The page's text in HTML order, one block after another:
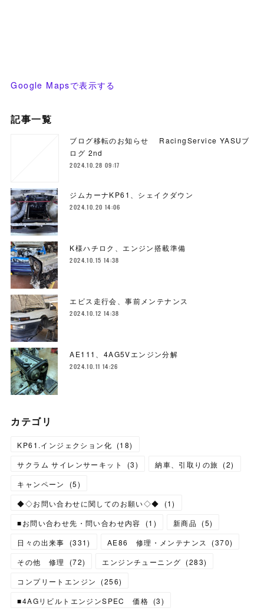
Google Mapsで表示する
記事一覧
ブログ移転のお知らせ RacingService YASUブ
ログ 2nd
2024.10.28 09:17
ジムカーナKP61、シェイクダウン
2024.10.20 14:06
K様ハチロク、エンジン搭載準備
2024.10.15 14:38
エビス走行会、事前メンテナンス
2024.10.12 14:38
AE111、4AG5Vエンジン分解
2024.10.11 14:26
カテゴリ
KP61.インジェクション化 (18)
サクラム サイレンサーキット
(3) 納車、引取りの旅 (2)
キャンペーン
(5)
◆◇お問い合わせに関してのお願い◇◆
(1)
■お問い合わせ先・問い合わせ内容
(1 ) 新商品 (5)
日々の出来事
(331) AE86 修理・メンテナンス (370)
その他 修理
(72) エンジンチューニング (283)
コンプリートエンジン
(256)
■4AGリビルトエンジンSPEC 価格 (3)